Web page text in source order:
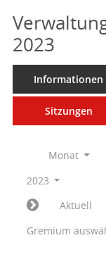
2023
Informationen
Sitzungen
Monat
2023
Aktuell
Gremium